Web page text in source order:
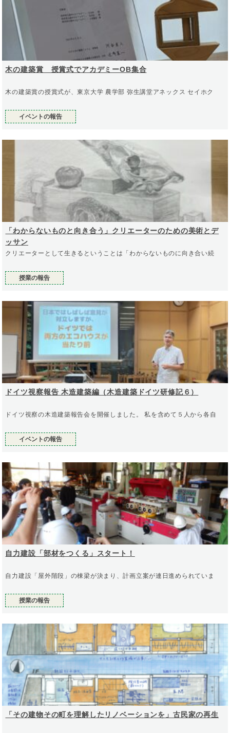
木の建築賞 授賞式でアカデミーOB集合
木の建築賞の授賞式が、東京大学 農学部 弥生講堂アネックス セイホク
イベントの報告
「わからないものと向き合う」クリエーターのための美術とデ
ッサン
クリエーターとして生きるということは「わからないものに向き合い続
授業の報告
ドイツ視察報告 木造建築編（木造建築ドイツ研修記６）
ドイツ視察の木造建築報告会を開催しました。 私を含めて５人から各自
イベントの報告
自力建設「部材をつくる」スタート！
自力建設「屋外階段」の棟梁が決まり、計画立案が連日進められていま
授業の報告
「その建物その町を理解したリノベーションを」古民家の再生